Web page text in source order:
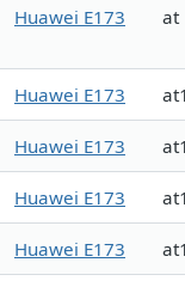
Huawei E173 at
Huawei E173
Huawei E173
Huawei E173
Huawei E173